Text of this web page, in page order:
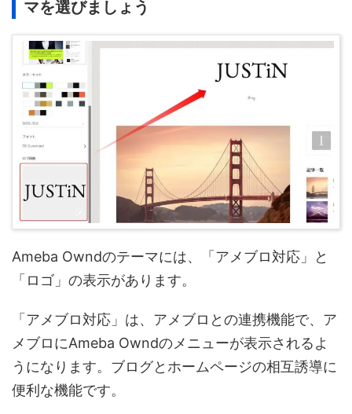
マを選びましょう
Ameba Owndのテーマには、「アメブロ対応」と
「ロゴ」の表示があります。
「アメブロ対応」は、アメブロとの連携機能で、ア
メブロにAmeba Owndのメニューが表示されるよ
うになります。ブログとホームページの相互誘導に
便利な機能です。